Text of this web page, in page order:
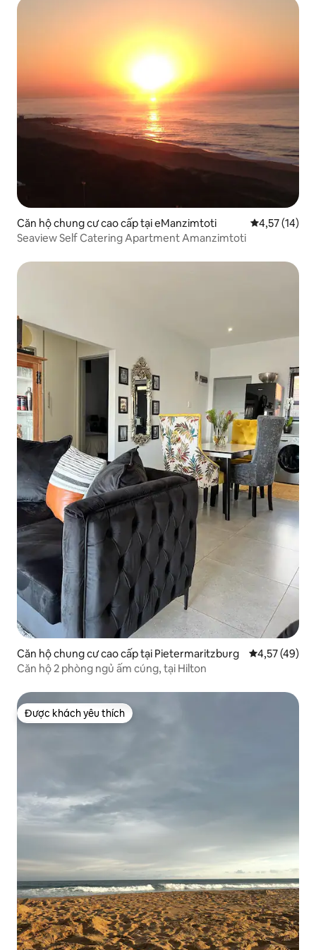
Căn hộ chung cư cao cấp tại eManzimtoti Xếp hạng
4,57 (14)
Seaview Self Catering Apartment Amanzimtoti
Căn hộ chung cư cao cấp tại Pietermaritzburg Xếp hạng
4,57 (49)
Căn hộ 2 phòng ngủ ấm cúng, tại Hilton
Được khách yêu thích
Được khách yêu thích